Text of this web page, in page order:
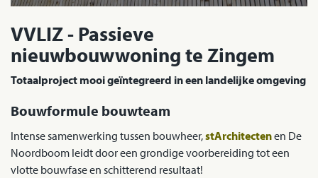
VVLIZ - Passieve
nieuwbouwwoning te Zingem
Totaalproject mooi geïntegreerd in een landelijke omgeving
Bouwformule bouwteam
Intense samenwerking tussen bouwheer,stArchitectenen De
Noordboom leidt door een grondige voorbereiding tot een
vlotte bouwfase en schitterend resultaat!